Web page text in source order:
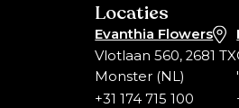
Locaties
Evanthia Flowers
Vlotlaan 560, 2681 TX
Monster (NL)
+31 174 715 100